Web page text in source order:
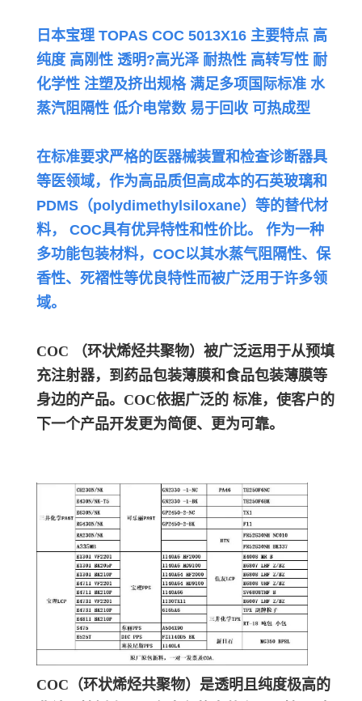
日本宝理 TOPAS COC 5013X16 主要特点 高
纯度 高刚性 透明?高光泽 耐热性 高转写性 耐
化学性 注塑及挤出规格 满足多项国际标准 水
蒸汽阻隔性 低介电常数 易于回收 可热成型
在标准要求严格的医器械装置和检查诊断器具
等医领域，作为高品质但高成本的石英玻璃和
PDMS（polydimethylsiloxane）等的替代材
料， COC具有优异特性和性价比。 作为一种
多功能包装材料，COC以其水蒸气阻隔性、保
香性、死褶性等优良特性而被广泛用于许多领
域。
COC （环状烯烃共聚物）被广泛运用于从预填
充注射器，到药品包装薄膜和食品包装薄膜等
身边的产品。COC依据广泛的 标准，使客户的
下一个产品开发更为简便、更为可靠。
COC（环状烯烃共聚物）是透明且纯度极高的